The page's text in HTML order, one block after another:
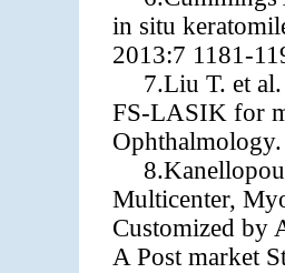
in situ
2013:7 1181-
7.Liu T. et
FS-LASIK for
Multicenter,
Customized by
A Post market